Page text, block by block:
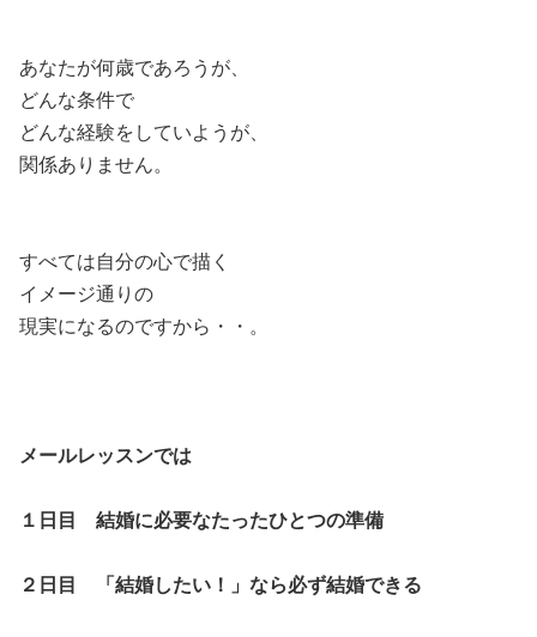
あなたが何歳であろうが、
どんな条件で
どんな経験をしていようが、
関係ありません。
すべては自分の心で描く
イメージ通りの
現実になるのですから・・。
メールレッスンでは
１日目 結婚に必要なたったひとつの準備
２日目 「結婚したい！」なら必ず結婚できる